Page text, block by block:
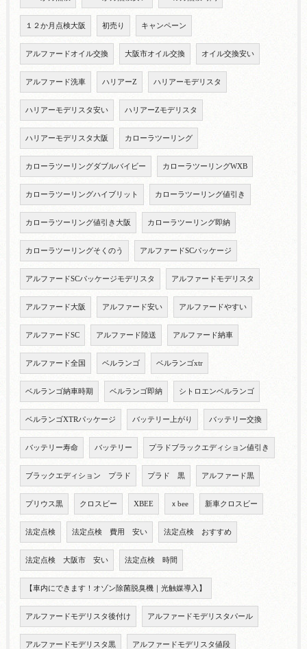
１２か月点検大阪 初売り キャンペーン
アルファードオイル交換 大阪市オイル交換 オイル交換安い
アルファード洗車 ハリアーZ ハリアーモデリスタ
ハリアーモデリスタ安い ハリアーZモデリスタ
ハリアーモデリスタ大阪 カローラツーリング
カローラツーリングダブルバイビー カローラツーリングWXB
カローラツーリングハイブリット カローラツーリング値引き
カローラツーリング値引き大阪 カローラツーリング即納
カローラツーリングそくのう アルファードSCパッケージ
アルファードSCパッケージモデリスタ アルファードモデリスタ
アルファード大阪 アルファード安い アルファードやすい
アルファードSC アルファード陸送 アルファード納車
アルファード全国 ベルランゴ ベルランゴxtr
ベルランゴ納車時期 ベルランゴ即納 シトロエンベルランゴ
ベルランゴXTRパッケージ バッテリー上がり バッテリー交換
バッテリー寿命 バッテリー プラドブラックエディション値引き
ブラックエディション プラド プラド 黒 アルファード黒
プリウス黒 クロスビー XBEE ｘbee 新車クロスビー
法定点検 法定点検 費用 安い 法定点検 おすすめ
法定点検 大阪市 安い 法定点検 時間
【車内にできます！オゾン除菌脱臭機｜光触媒導入】
アルファードモデリスタ後付け アルファードモデリスタパール
アルファードモデリスタ黒 アルファードモデリスタ値段